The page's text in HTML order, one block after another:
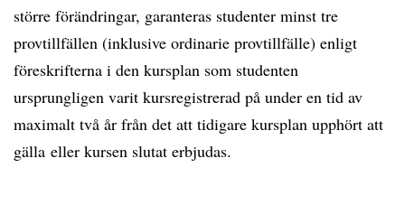
större förändringar, garanteras studenter minst tre
provtillfällen (inklusive ordinarie provtillfälle) enligt
föreskrifterna i den kursplan som studenten
ursprungligen varit kursregistrerad på under en tid av
maximalt två år från det att tidigare kursplan upphört att
gälla eller kursen slutat erbjudas.